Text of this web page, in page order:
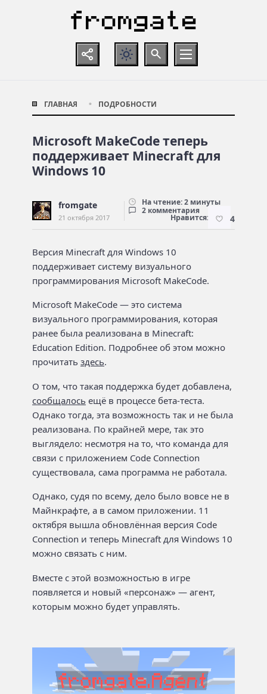
ГЛАВНАЯ ПОДРОБНОСТИ
Microsoft MakeCode теперь
поддерживает Minecraft для
Windows 10
fromgate
21 октября 2017
На чтение: 2 минуты
2 комментария
Нравится: 4
Версия Minecraft для Windows 10
поддерживает систему визуального
программирования Microsoft MakeCode.
Microsoft MakeCode — это система
визуального программирования, которая
ранее была реализована в Minecraft:
Education Edition. Подробнее об этом можно
прочитать здесь.
О том, что такая поддержка будет добавлена,
сообщалось ещё в процессе бета-теста.
Однако тогда, эта возможность так и не была
реализована. По крайней мере, так это
выглядело: несмотря на то, что команда для
связи с приложением Code Connection
существовала, сама программа не работала.
Однако, судя по всему, дело было вовсе не в
Майнкрафте, а в самом приложении. 11
октября вышла обновлённая версия Code
Connection и теперь Minecraft для Windows 10
можно связать с ним.
Вместе с этой возможностью в игре
появляется и новый «персонаж» — агент,
которым можно будет управлять.